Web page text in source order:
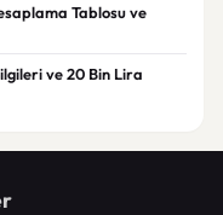
Tablosu ve
ve 20 Bin Lira